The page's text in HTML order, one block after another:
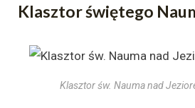
Klasztor świętego
Klasztor św. Nauma nad